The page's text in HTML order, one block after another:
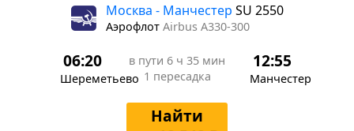
Москва - Манчестер SU 2550
Аэрофлот Airbus A330-300
06:20
Шереметьево
в пути 6 ч 35 мин
1 пересадка
12:55
Манчестер
Найти